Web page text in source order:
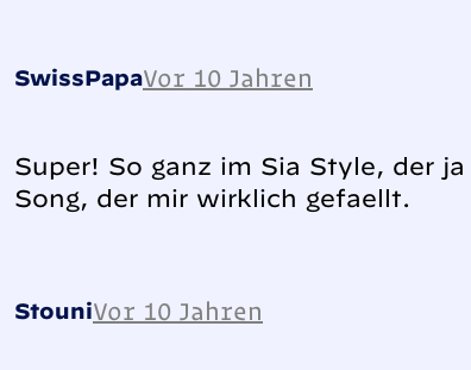
SwissPapaVor 10 Jahren
Super! So ganz im Sia Style, der
Song, der mir wirklich gefaellt.
StouniVor 10 Jahren